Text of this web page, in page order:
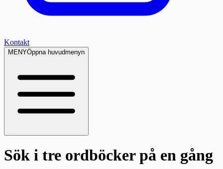
Kontakt
MENYÖppna huvudmenyn
Sök i tre ordböckerpå en gång